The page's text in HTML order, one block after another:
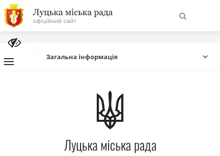
На
головну
Про місто
Міська влада
Міська рада
Загальна інформація
Луцька міська рада